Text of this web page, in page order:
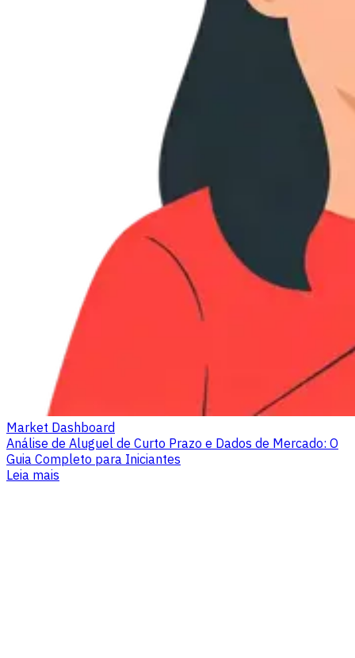
Market Dashboard
Análise de Aluguel de Curto Prazo e Dados de Mercado: O
Guia Completo para Iniciantes
Leia mais